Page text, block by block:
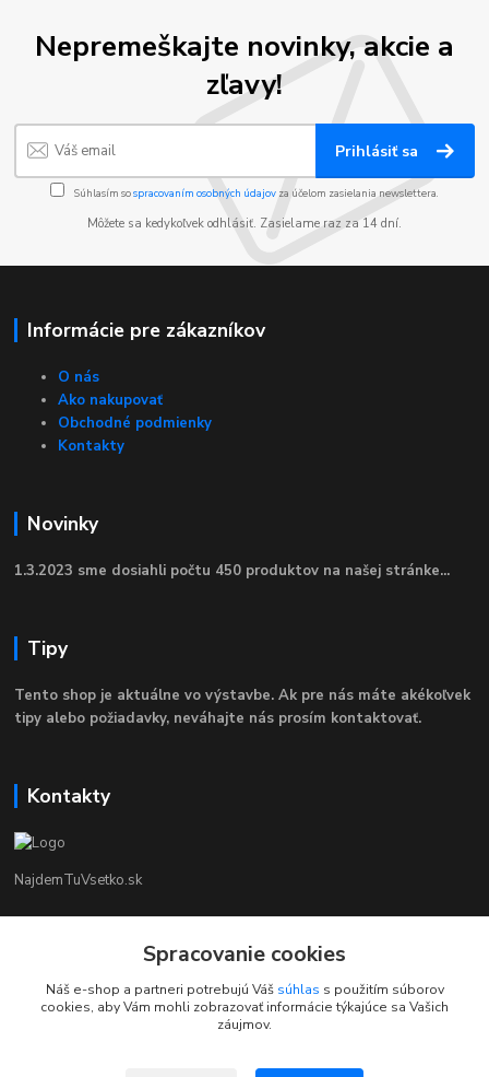
Nepremeškajte novinky, akcie a
zľavy!
Prihlásiť sa
Súhlasím sospracovaním osobných údajov za účelom zasielania newslettera.
Môžete sa kedykoľvek odhlásiť. Zasielame raz za 14 dní.
Informácie pre zákazníkov
O nás
Ako nakupovať
Obchodné podmienky
Kontakty
Novinky
1.3.2023 sme dosiahli počtu 450 produktov na našej stránke...
Tipy
Tento shop je aktuálne vo výstavbe. Ak pre nás máte akékoľvek
tipy alebo požiadavky, neváhajte nás prosím kontaktovať.
Kontakty
NajdemTuVsetko.sk
+421 902250190
info@najdemtuvsetko.sk
Spracovanie cookies
Náš e-shop a partneri potrebujú Váš súhlas s použitím súborov
cookies, aby Vám mohli zobrazovať informácie týkajúce sa Vašich
záujmov.